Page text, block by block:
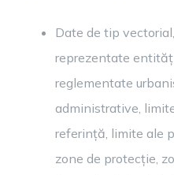
Date de tip
reprezentate
reglementate
administrative,
referință, limite ale
zone de protecție,